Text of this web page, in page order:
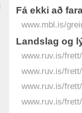
Fá ekki að
www.mbl.is/
Landslag og
www.ruv.is/
www.ruv.is/
www.ruv.is/
www.ruv.is/